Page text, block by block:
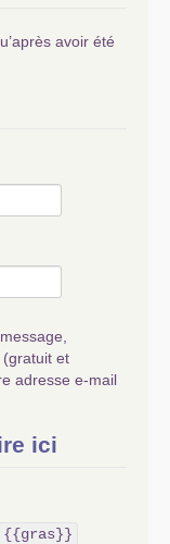
avoir été
(gratuit et
adresse e-mail
ici
{{gras}}